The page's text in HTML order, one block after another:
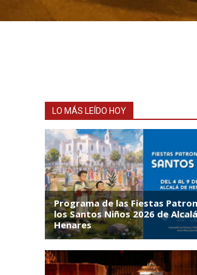
LO MÁS LEÍDO HOY